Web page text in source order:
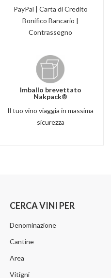
PayPal | Carta di Credito
Bonifico Bancario |
Contrassegno
Imballo brevettato
Nakpack®
Il tuo vino viaggia in massima
sicurezza
CERCA VINI PER
Denominazione
Cantine
Area
Vitigni